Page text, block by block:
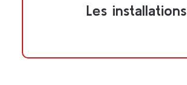
Les installations